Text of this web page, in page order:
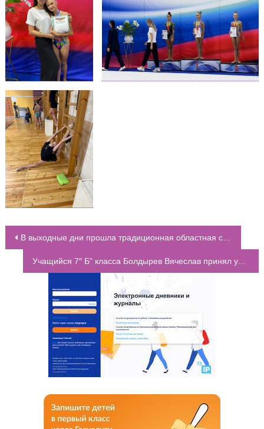
НАВИГАЦИЯ ПО ЗАПИСЯМ
В выходные дни прошла традиционная областная спартакиада работников образования в п. Новомихайловское